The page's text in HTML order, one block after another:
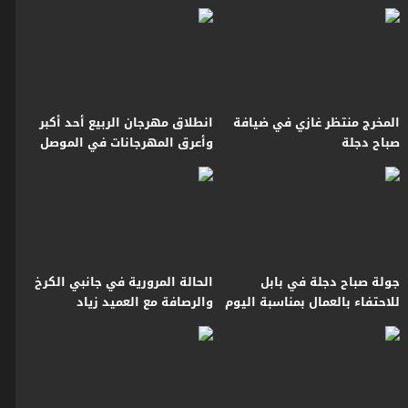
المخرج منتظر غازي في ضيافة
صباح دجلة
انطلاق مهرجان الربيع أحد أكبر
وأعرق المهرجانات في الموصل
جولة صباح دجلة في بابل
للاحتفاء بالعمال بمناسبة اليوم
العالمي للعمال
الحالة المرورية في جانبي الكرخ
والرصافة مع العميد زياد
القيسي